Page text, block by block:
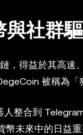
社群
，得益於其高
被稱為
整合到
未來中的日益重